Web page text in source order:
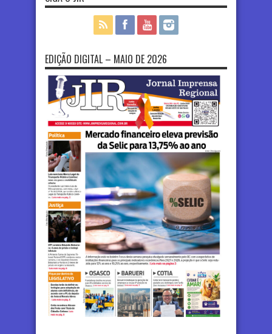
EDIÇÃO DIGITAL – MAIO DE 2026